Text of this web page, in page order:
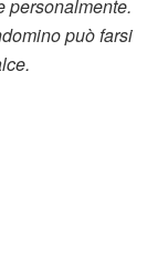
personalmente.
può farsi